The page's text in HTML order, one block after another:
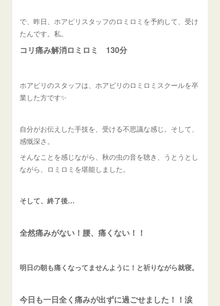
で、昨日、ホアピリスタッフのロミロミを予約して、受け
たんです。私。
コリ痛み解消ロミロミ 130分
ホアピリのスタッフは、ホアピリのロミロミスクールを卒
業した方です✨
自分がお伝えした手技を、受ける不思議な感じ。そして、
感慨深さ。
そんなことを感じながら、秋の虫の音を聴き、うとうとし
ながら、ロミロミを堪能しました。
そして、終了後…
全然痛みがない！腰、痛くない！！
明日の朝も痛くなってませんように！と祈りながら就寝。
今日も一日全く痛みが出ずに過ごせました！！涙